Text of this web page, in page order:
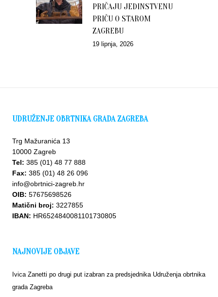
PRIČAJU JEDINSTVENU
PRIČU O STAROM
ZAGREBU
19 lipnja, 2026
UDRUŽENJE OBRTNIKA GRADA ZAGREBA
Trg Mažuranića 13
10000 Zagreb
Tel: 385 (01) 48 77 888
Fax: 385 (01) 48 26 096
info@obrtnici-zagreb.hr
OIB: 57675698526
Matični broj: 3227855
IBAN: HR6524840081101730805
NAJNOVIJE OBJAVE
Ivica Zanetti po drugi put izabran za predsjednika Udruženja obrtnika
grada Zagreba